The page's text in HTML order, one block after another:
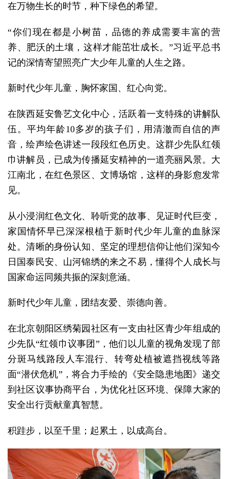
在万物生长的时节，种下绿色的希望。
“你们现在都是小树苗，品德的养成需要丰富的营
养、肥沃的土壤，这样才能茁壮成长。”习近平总书
记的深情寄望照亮广大少年儿童的人生之路。
新时代少年儿童，胸怀家国、红心向党。
在陕西延安鲁艺文化中心，活跃着一支特殊的讲解队
伍。平均年龄10多岁的孩子们，用清澈而自信的声
音，绘声绘色讲述一段段红色历史。这群少先队红领
巾讲解员，已成为传播延安精神的一道亮丽风景。大
江南北，在红色景区、文博场馆，这样的身影愈发常
见。
从小浸润红色文化、聆听党的故事、见证时代巨变，
家国情怀早已深深根植于新时代少年儿童的血脉深
处。清晰的身份认知、坚定的理想信仰让他们深知今
日国泰民安、山河锦绣的来之不易，懂得个人成长与
国家命运同频共振的深刻意涵。
新时代少年儿童，团结友爱、崇德向善。
在北京朝阳区绣菊园社区有一支由社区青少年组成的
少先队“红领巾议事团”，他们以儿童的视角发现了部
分斑马线路段人车混行、转弯处植被遮挡视线等路
面“潜伏危机”，将合力手绘的《安全隐患地图》递交
到社区议事协商平台，为优化社区环境、保障大家的
安全出行贡献童真智慧。
积跬步，以至千里；起累土，以成高台。